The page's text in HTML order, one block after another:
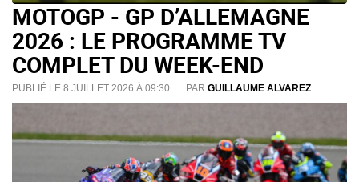
MOTOGP - GP D’ALLEMAGNE
2026 : LE PROGRAMME TV
COMPLET DU WEEK-END
PUBLIÉ LE 8 JUILLET 2026 À 09:30 PAR GUILLAUME ALVAREZ